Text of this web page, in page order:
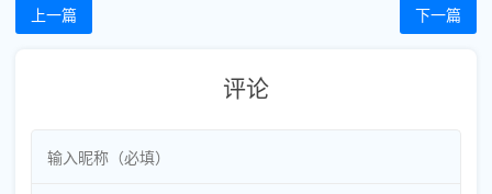
上一篇 下一篇
评论